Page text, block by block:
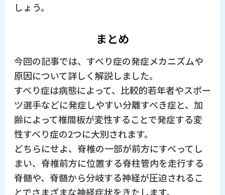
しょう。
まとめ
今回の記事では、すべり症の発症メカニズムや
原因について詳しく解説しました。
すべり症は病態によって、比較的若年者やスポー
ツ選手などに発症しやすい分離すべき症と、加
齢によって椎間板が変性することで発症する変
性すべり症の2つに大別されます。
どちらにせよ、脊椎の一部が前方にすべってし
まい、脊椎前方に位置する脊柱管内を走行する
脊髄や、脊髄から分岐する神経が圧迫されるこ
とでさまざまな神経症状をきたします。